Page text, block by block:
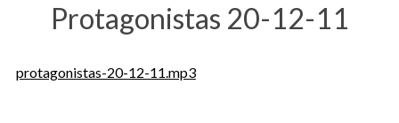
Protagonistas 20-12-11
protagonistas-20-12-11.mp3